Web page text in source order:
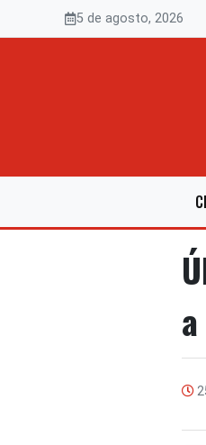
5 de agosto, 2026